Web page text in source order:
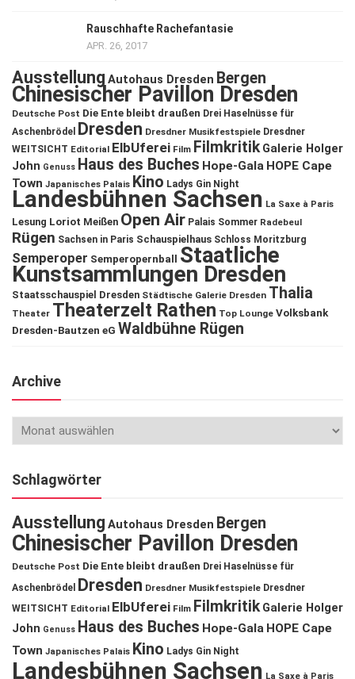
Rauschhafte Rachefantasie
APR. 26, 2017
Ausstellung Autohaus Dresden Bergen
Chinesischer Pavillon Dresden
Deutsche Post Die Ente bleibt draußen Drei Haselnüsse für
Aschenbrödel
Dresden Dresdner Musikfestspiele Dresdner
WEITSICHT Editorial ElbUferei Film Filmkritik Galerie Holger
John Genuss Haus des Buches Hope-Gala HOPE Cape
Town Japanisches Palais Kino Ladys Gin Night
Landesbühnen Sachsen La Saxe à Paris
Lesung Loriot Meißen Open Air Palais Sommer Radebeul
Rügen Sachsen in Paris Schauspielhaus Schloss Moritzburg
Semperoper Semperopernball Staatliche
Kunstsammlungen Dresden
Staatsschauspiel Dresden Städtische Galerie Dresden Thalia
Theater Theaterzelt Rathen Top Lounge Volksbank
Dresden-Bautzen eG Waldbühne Rügen
Archive
Schlagwörter
Ausstellung Autohaus Dresden Bergen
Chinesischer Pavillon Dresden
Deutsche Post Die Ente bleibt draußen Drei Haselnüsse für
Aschenbrödel
Dresden Dresdner Musikfestspiele Dresdner
WEITSICHT Editorial ElbUferei Film Filmkritik Galerie Holger
John Genuss Haus des Buches Hope-Gala HOPE Cape
Town Japanisches Palais Kino Ladys Gin Night
Landesbühnen Sachsen La Saxe à Paris